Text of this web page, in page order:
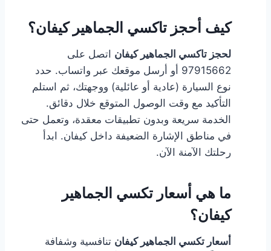
كيف أحجز تاكسي الجماهير كيفان؟
لحجز تاكسي الجماهير كيفان اتصل على
97915662 أو أرسل موقعك عبر واتساب. حدد
نوع السيارة (عادية أو عائلية) ووجهتك، ثم استلم
التأكيد مع وقت الوصول المتوقع خلال دقائق.
الخدمة سريعة وبدون تطبيقات معقدة، وتعمل حتى
في مناطق الإشارة الضعيفة داخل كيفان. ابدأ
رحلتك الآمنة الآن.
ما هي أسعار تكسي الجماهير
كيفان؟
أسعار تكسي الجماهير كيفان تنافسية وشفافة